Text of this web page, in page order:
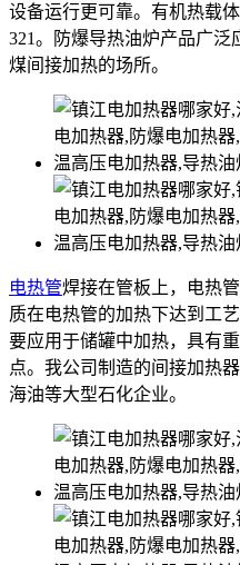
设备运行更可靠。有机热载
321。防爆导热油炉产品广
煤间接加热的场所。
电热管焊接在管板上，电热
质在电热管的加热下达到工
要应用于储罐中加热，具有
点。我公司制造的间接加热
海油等大型石化企业。